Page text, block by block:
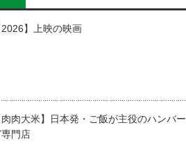
2026】上映の映画
肉肉大米】日本発・ご飯が主役のハンバー
専門店